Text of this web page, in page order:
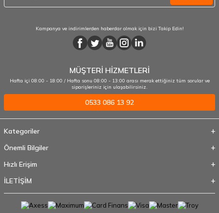
Kampanya ve indirimlerden haberdar olmak için bizi Takip Edin!
MÜŞTERİ HİZMETLERİ
Hafta içi 08:00 - 18:00 / Hafta sonu 08:00 - 13:00 arası merak ettiğiniz tüm sorular ve
siparişleriniz için ulaşabilirsiniz.
0533 086 13 92
Kategoriler
Önemli Bilgiler
Hızlı Erişim
İLETİŞİM